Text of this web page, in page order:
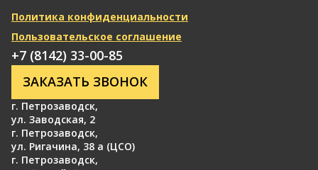
Политика конфиденциальности
Пользовательское соглашение
г. Петрозаводск,
ул. Заводская, 2
г. Петрозаводск,
ул. Ригачина, 38 а (ЦСО)
г. Петрозаводск,
+7 (8142) 33-00-85
ЗАКАЗАТЬ ЗВОНОК